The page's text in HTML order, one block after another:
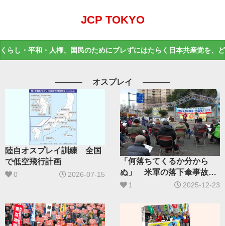
JCP TOKYO
くらし・平和・人権、国民のためにブレずにはたらく日本共産党を、
オスプレイ
陸自オスプレイ訓練 全国
で低空飛行計画
0 2026-07-15
「何落ちてくるか分から
ぬ」 米軍の落下傘事故に
抗議
1 2025-12-23